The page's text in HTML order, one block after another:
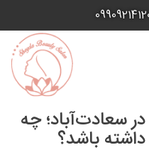
در سعادت‌آباد؛ چه
باشد؟